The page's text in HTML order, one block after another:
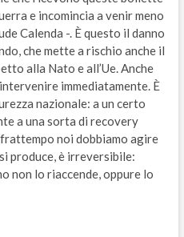
e incomincia a venir meno
Calenda -. È questo il danno
che mette a rischio anche il
alla Nato e all’Ue. Anche
immediatamente. È
nazionale: a un certo
a una sorta di recovery
noi dobbiamo agire
produce, è irreversibile:
non lo riaccende, oppure lo